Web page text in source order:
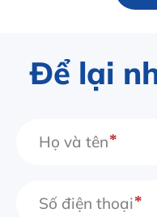
Để lại
Họ và tên
Số điện thoại